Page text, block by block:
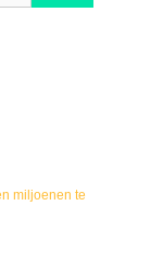
miljoenen te